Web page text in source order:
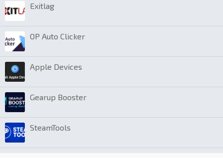
Exitlag
OP Auto Clicker
Apple Devices
Gearup Booster
SteamTools